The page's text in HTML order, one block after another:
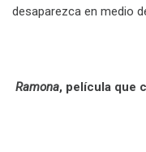
desaparezca en medio
Ramona, película que